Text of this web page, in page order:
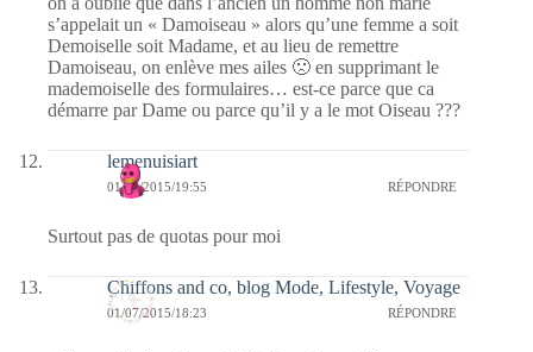
s’appelait un « Damoiseau » alors qu’une femme a soit
Demoiselle soit Madame, et au lieu de remettre
Damoiseau, on enlève mes ailes 🙁 en supprimant le
mademoiselle des formulaires… est-ce parce que ca
démarre par Dame ou parce qu’il y a le mot Oiseau ???
lemenuisiart
01/07/2015/19:55 RÉPONDRE
Surtout pas de quotas pour moi
Chiffons and co, blog Mode, Lifestyle, Voyage
01/07/2015/18:23 RÉPONDRE